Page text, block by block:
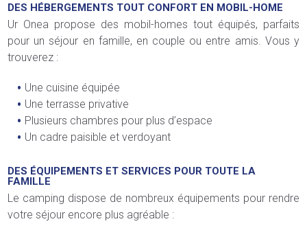
DES HÉBERGEMENTS TOUT CONFORT EN MOBIL-HOME
Ur Onea propose des mobil-homes tout équipés, parfaits
pour un séjour en famille, en couple ou entre amis. Vous y
trouverez :
Une cuisine équipée
Une terrasse privative
Plusieurs chambres pour plus d’espace
Un cadre paisible et verdoyant
DES ÉQUIPEMENTS ET SERVICES POUR TOUTE LA
FAMILLE
Le camping dispose de nombreux équipements pour rendre
votre séjour encore plus agréable :